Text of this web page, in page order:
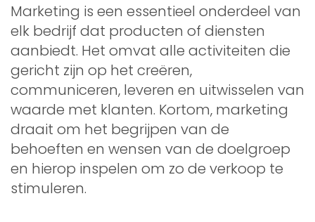
Marketing is een essentieel onderdeel van
elk bedrijf dat producten of diensten
aanbiedt. Het omvat alle activiteiten die
gericht zijn op het creëren,
communiceren, leveren en uitwisselen van
waarde met klanten. Kortom, marketing
draait om het begrijpen van de
behoeften en wensen van de doelgroep
en hierop inspelen om zo de verkoop te
stimuleren.